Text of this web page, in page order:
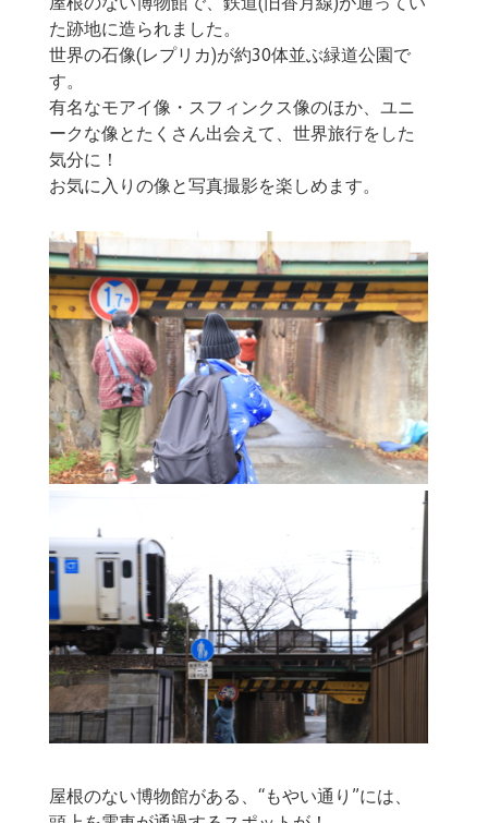
た跡地に造られました。
世界の石像(レプリカ)が約30体並ぶ緑道公園で
す。
有名なモアイ像・スフィンクス像のほか、ユニ
ークな像とたくさん出会えて、世界旅行をした
気分に！
お気に入りの像と写真撮影を楽しめます。
屋根のない博物館がある、“もやい通り”には、